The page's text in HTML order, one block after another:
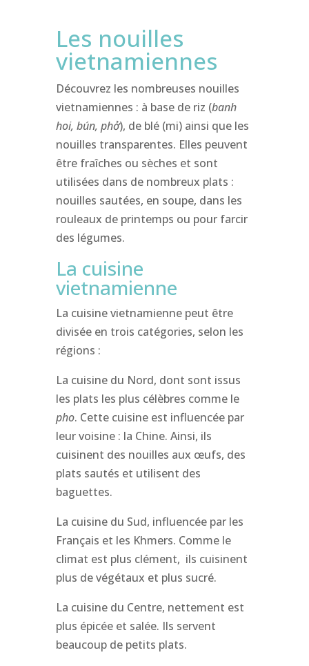
Les nouilles
vietnamiennes
Découvrez les nombreuses nouilles
vietnamiennes : à base de riz (banh
hoi, bún, phở), de blé (mi) ainsi que les
nouilles transparentes. Elles peuvent
être fraîches ou sèches et sont
utilisées dans de nombreux plats :
nouilles sautées, en soupe, dans les
rouleaux de printemps ou pour farcir
des légumes.
La cuisine
vietnamienne
La cuisine vietnamienne peut être
divisée en trois catégories, selon les
régions :
La cuisine du Nord, dont sont issus
les plats les plus célèbres comme le
pho. Cette cuisine est influencée par
leur voisine : la Chine. Ainsi, ils
cuisinent des nouilles aux œufs, des
plats sautés et utilisent des
baguettes.
La cuisine du Sud, influencée par les
Français et les Khmers. Comme le
climat est plus clément, ils cuisinent
plus de végétaux et plus sucré.
La cuisine du Centre, nettement est
plus épicée et salée. Ils servent
beaucoup de petits plats.